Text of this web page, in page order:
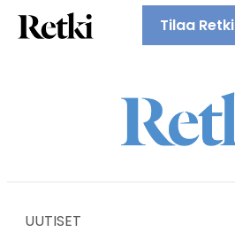
Siirry
suoraan
Retki-lehti
Tilaa Retki
UUTISET